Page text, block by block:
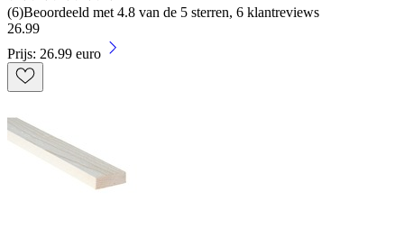
(6)Beoordeeld met 4.8 van de 5 sterren, 6 klantreviews
26.99
Prijs: 26.99 euro